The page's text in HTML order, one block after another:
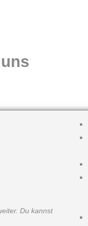
Du kannst